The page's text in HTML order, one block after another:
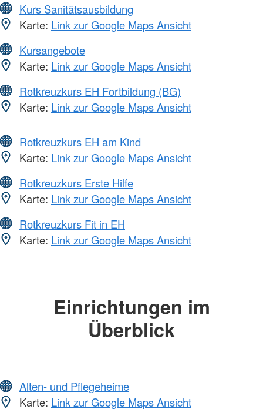
Kurs Sanitätsausbildung
Karte: Link zur Google Maps Ansicht
Kursangebote
Karte: Link zur Google Maps Ansicht
Rotkreuzkurs EH Fortbildung (BG)
Karte: Link zur Google Maps Ansicht
Rotkreuzkurs EH am Kind
Karte: Link zur Google Maps Ansicht
Rotkreuzkurs Erste Hilfe
Karte: Link zur Google Maps Ansicht
Rotkreuzkurs Fit in EH
Karte: Link zur Google Maps Ansicht
Einrichtungen im
Überblick
Alten- und Pflegeheime
Karte: Link zur Google Maps Ansicht